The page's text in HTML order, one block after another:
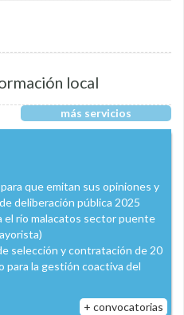
local
más servicios
que emitan sus opiniones y
deliberación pública 2025
el río malacatos sector puente
selección y contratación de 20
para la gestión coactiva del
+ convocatorias